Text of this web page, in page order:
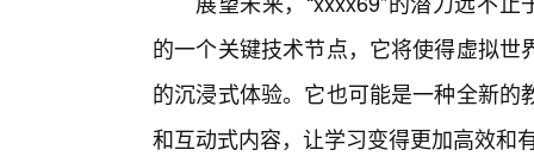
的一个关键技术节点，它将使得虚拟
的沉浸式体验。它也可能是一种全新
和互动式内容，让学习变得更加高效和